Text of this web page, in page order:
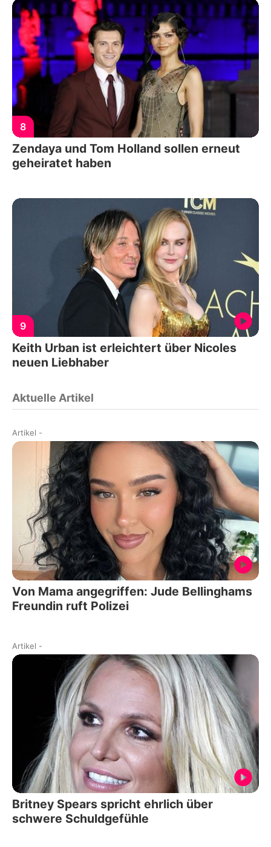
8
Zendaya und Tom Holland sollen erneut
geheiratet haben
9
Keith Urban ist erleichtert über Nicoles
neuen Liebhaber
Aktuelle Artikel
Artikel -
Von Mama angegriffen: Jude Bellinghams
Freundin ruft Polizei
Artikel -
Britney Spears spricht ehrlich über
schwere Schuldgefühle